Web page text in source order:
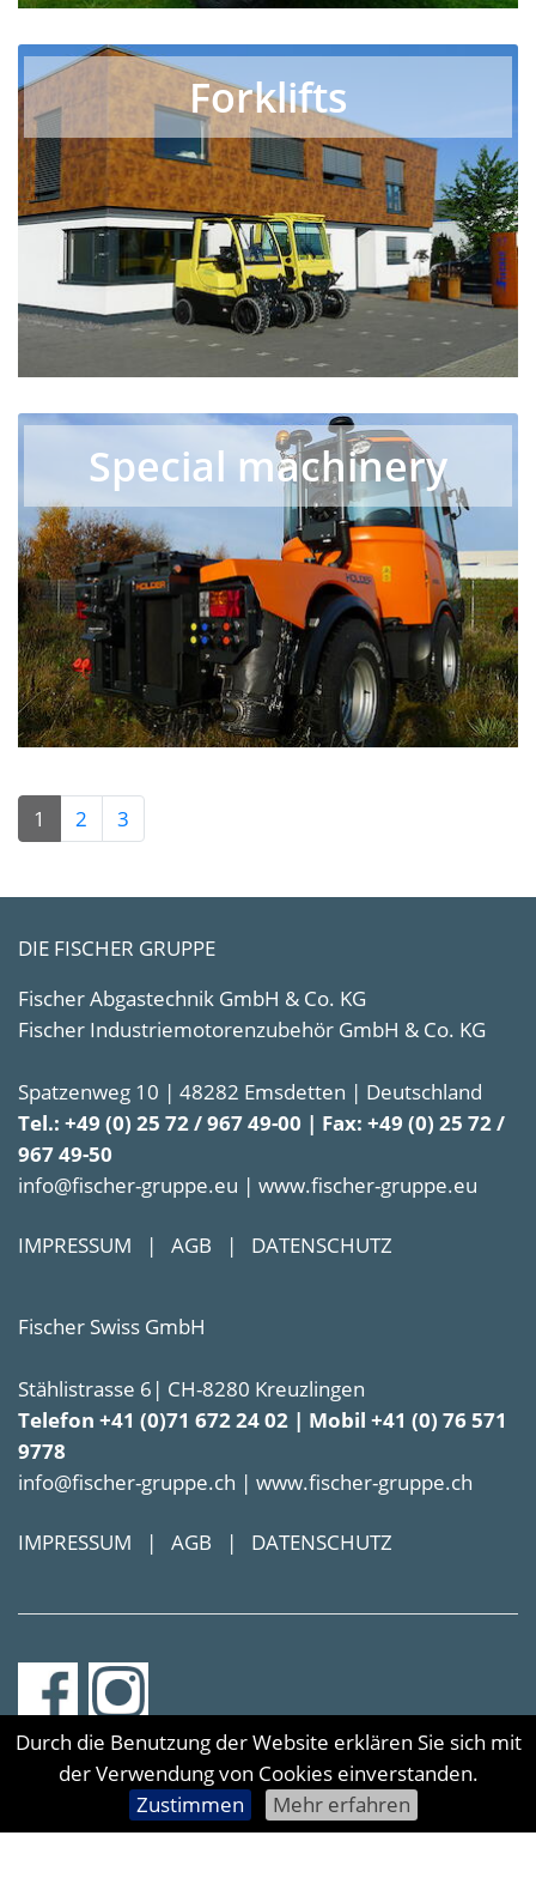
Forklifts
Special machinery
1 2 3
DIE FISCHER GRUPPE
Fischer Abgastechnik GmbH & Co. KG
Fischer Industriemotorenzubehör GmbH & Co. KG
Spatzenweg 10 | 48282 Emsdetten | Deutschland
Tel.: +49 (0) 25 72 / 967 49-00 | Fax: +49 (0) 25 72 /
967 49-50
info@fischer-gruppe.eu | www.fischer-gruppe.eu
IMPRESSUM | AGB | DATENSCHUTZ
Fischer Swiss GmbH
Stählistrasse 6| CH-8280 Kreuzlingen
Telefon +41 (0)71 672 24 02 | Mobil +41 (0) 76 571
9778
info@fischer-gruppe.ch | www.fischer-gruppe.ch
IMPRESSUM | AGB | DATENSCHUTZ
Durch die Benutzung der Website erklären Sie sich mit
der Verwendung von Cookies einverstanden.
Zustimmen
Mehr erfahren